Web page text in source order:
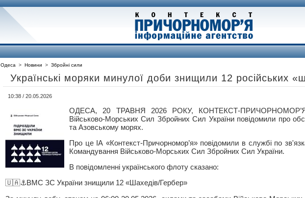
Одеса > Новини > Збройні сили
Українські моряки минулої доби знищили 12 російських
10:38 / 20.05.2026
ОДЕСА, 20 ТРАВНЯ 2026 РОКУ, КОНТЕКСТ-ПРИЧОРНОМОР’Я
Військово-Морських Сил Збройних Сил України повідомили про
та Азовському морях.
Про це ІА «Контекст-Причорномор’я» повідомили в службі по
Командування Військово-Морських Сил Збройних Сил України.
В повідомленні українського флоту сказано:
🇺🇦⚓ВМС ЗС України знищили 12 «Шахедів/Гербер»